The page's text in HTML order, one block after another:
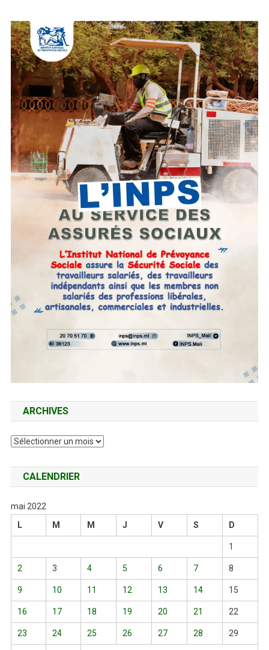
ARCHIVES
Archives
CALENDRIER
mai 2022
L
M M J V S D
1
2 3 4 5 6 7 8
9 10 11 12 13 14 15
16 17 18 19 20 21 22
23 24 25 26 27 28 29